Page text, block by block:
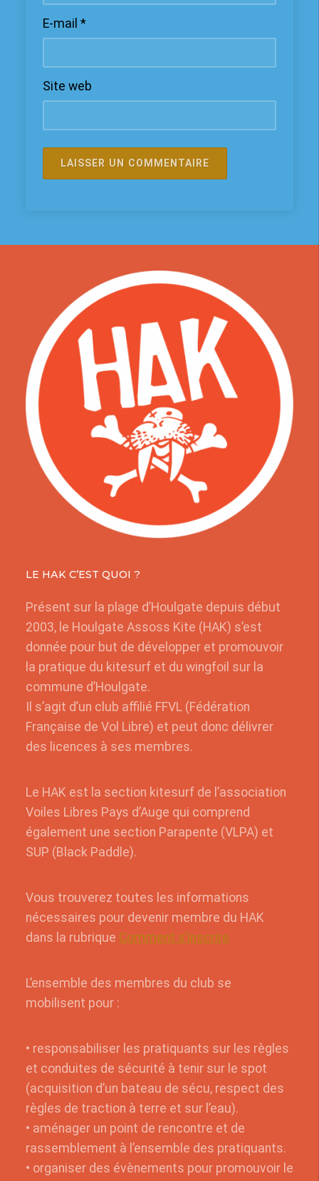
E-mail *
Site web
LE HAK C’EST QUOI ?
Présent sur la plage d’Houlgate depuis début
2003, le Houlgate Assoss Kite (HAK) s’est
donnée pour but de développer et promouvoir
la pratique du kitesurf et du wingfoil sur la
commune d’Houlgate.
Il s’agit d’un club affilié FFVL (Fédération
Française de Vol Libre) et peut donc délivrer
des licences à ses membres.
Le HAK est la section kitesurf de l’association
Voiles Libres Pays d’Auge qui comprend
également une section Parapente (VLPA) et
SUP (Black Paddle).
Vous trouverez toutes les informations
nécessaires pour devenir membre du HAK
dans la rubrique Comment s’inscrire
L’ensemble des membres du club se
mobilisent pour :
• responsabiliser les pratiquants sur les règles
et conduites de sécurité à tenir sur le spot
(acquisition d’un bateau de sécu, respect des
règles de traction à terre et sur l’eau).
• aménager un point de rencontre et de
rassemblement à l’ensemble des pratiquants.
• organiser des évènements pour promouvoir le